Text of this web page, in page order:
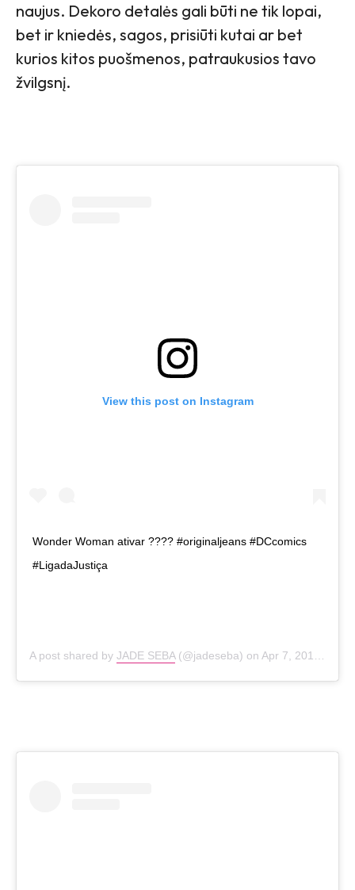
naujus. Dekoro detalės gali būti ne tik lopai,
bet ir kniedės, sagos, prisiūti kutai ar bet
kurios kitos puošmenos, patraukusios tavo
žvilgsnį.
View this post on Instagram
Wonder Woman ativar ???? #originaljeans #DCcomics
#LigadaJustiça
A post shared by JADE SEBA(@jadeseba) on Apr 7, 2017 at 9:22am PDT